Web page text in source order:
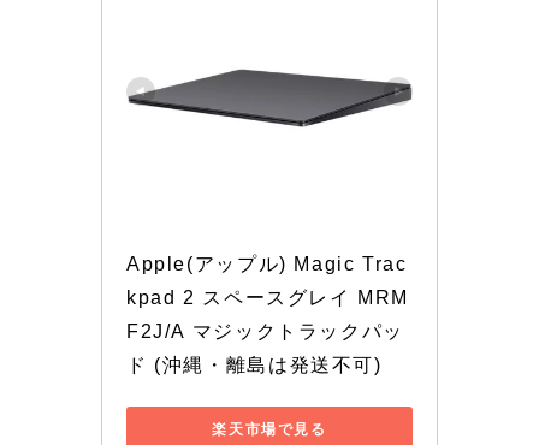
Apple(アップル) Magic Trac
kpad 2 スペースグレイ MRM
F2J/A マジックトラックパッ
ド (沖縄・離島は発送不可)
楽天市場で見る